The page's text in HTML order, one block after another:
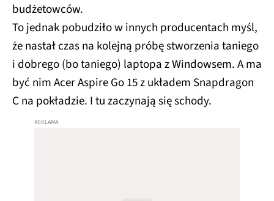
budżetowców.
To jednak pobudziło w innych producentach myśl,
że nastał czas na kolejną próbę stworzenia taniego
i dobrego (bo taniego) laptopa z Windowsem. A ma
być nim Acer Aspire Go 15 z układem Snapdragon
C na pokładzie. I tu zaczynają się schody.